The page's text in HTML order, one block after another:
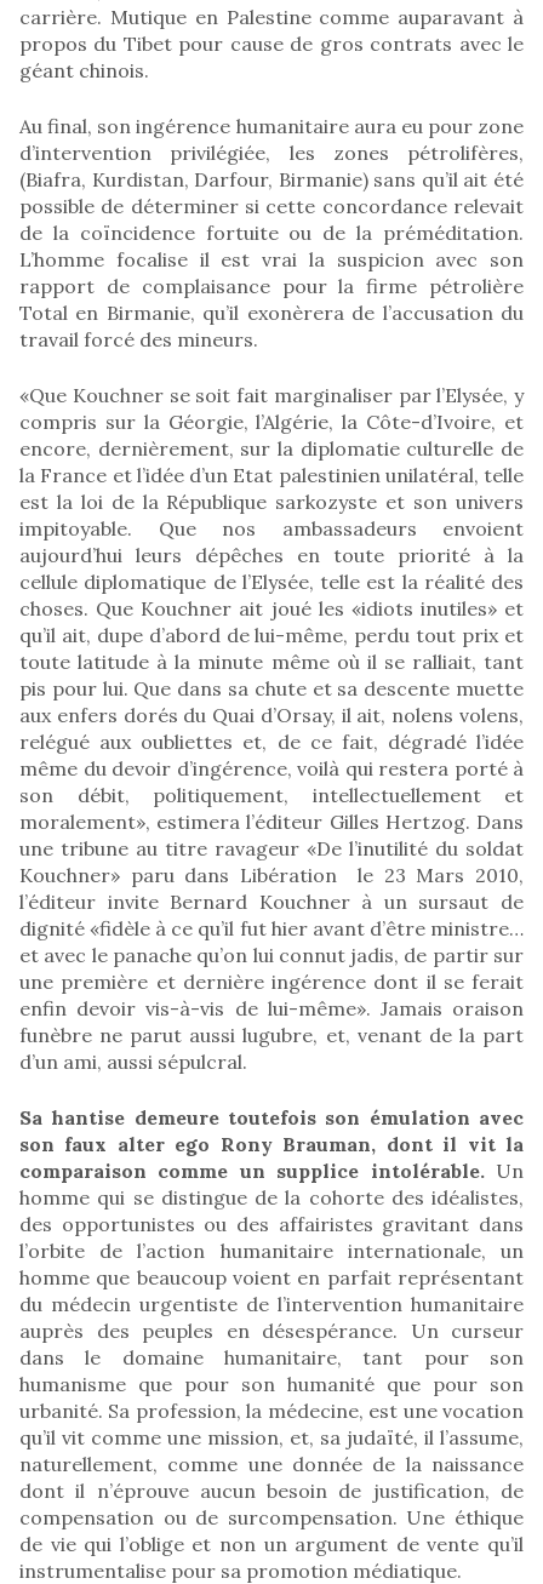
carrière. Mutique en Palestine comme auparavant à
propos du Tibet pour cause de gros contrats avec le
géant chinois.
Au final, son ingérence humanitaire aura eu pour zone
d’intervention privilégiée, les zones pétrolifères,
(Biafra, Kurdistan, Darfour, Birmanie) sans qu’il ait été
possible de déterminer si cette concordance relevait
de la coïncidence fortuite ou de la préméditation.
L’homme focalise il est vrai la suspicion avec son
rapport de complaisance pour la firme pétrolière
Total en Birmanie, qu’il exonèrera de l’accusation du
travail forcé des mineurs.
«Que Kouchner se soit fait marginaliser par l’Elysée, y
compris sur la Géorgie, l’Algérie, la Côte-d’Ivoire, et
encore, dernièrement, sur la diplomatie culturelle de
la France et l’idée d’un Etat palestinien unilatéral, telle
est la loi de la République sarkozyste et son univers
impitoyable. Que nos ambassadeurs envoient
aujourd’hui leurs dépêches en toute priorité à la
cellule diplomatique de l’Elysée, telle est la réalité des
choses. Que Kouchner ait joué les «idiots inutiles» et
qu’il ait, dupe d’abord de lui-même, perdu tout prix et
toute latitude à la minute même où il se ralliait, tant
pis pour lui. Que dans sa chute et sa descente muette
aux enfers dorés du Quai d’Orsay, il ait, nolens volens,
relégué aux oubliettes et, de ce fait, dégradé l’idée
même du devoir d’ingérence, voilà qui restera porté à
son débit, politiquement, intellectuellement et
moralement», estimera l’éditeur Gilles Hertzog. Dans
une tribune au titre ravageur «De l’inutilité du soldat
Kouchner» paru dans Libération le 23 Mars 2010,
l’éditeur invite Bernard Kouchner à un sursaut de
dignité «fidèle à ce qu’il fut hier avant d’être ministre…
et avec le panache qu’on lui connut jadis, de partir sur
une première et dernière ingérence dont il se ferait
enfin devoir vis-à-vis de lui-même». Jamais oraison
funèbre ne parut aussi lugubre, et, venant de la part
d’un ami, aussi sépulcral.
Sa hantise demeure toutefois son émulation avec
son faux alter ego Rony Brauman, dont il vit la
comparaison comme un supplice intolérable.Un
homme qui se distingue de la cohorte des idéalistes,
des opportunistes ou des affairistes gravitant dans
l’orbite de l’action humanitaire internationale, un
homme que beaucoup voient en parfait représentant
du médecin urgentiste de l’intervention humanitaire
auprès des peuples en désespérance. Un curseur
dans le domaine humanitaire, tant pour son
humanisme que pour son humanité que pour son
urbanité. Sa profession, la médecine, est une vocation
qu’il vit comme une mission, et, sa judaïté, il l’assume,
naturellement, comme une donnée de la naissance
dont il n’éprouve aucun besoin de justification, de
compensation ou de surcompensation. Une éthique
de vie qui l’oblige et non un argument de vente qu’il
instrumentalise pour sa promotion médiatique.